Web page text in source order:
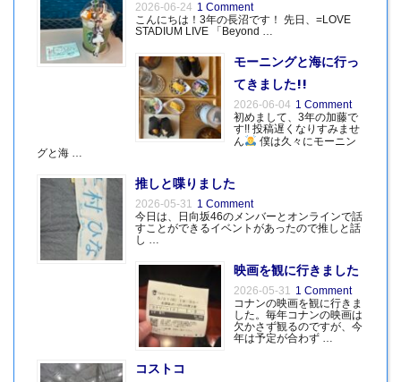
2026-06-24 1 Comment
こんにちは！3年の長沼です！ 先日、=LOVE
STADIUM LIVE 「Beyond …
モーニングと海に行っ
てきました!!
2026-06-04 1 Comment
初めまして、3年の加藤で
す!! 投稿遅くなりすみませ
ん
僕は久々にモーニン
グと海 …
推しと喋りました
2026-05-31 1 Comment
今日は、日向坂46のメンバーとオンラインで話
すことができるイベントがあったので推しと話
し …
映画を観に行きました
2026-05-31 1 Comment
コナンの映画を観に行きま
した。毎年コナンの映画は
欠かさず観るのですが、今
年は予定が合わず …
コストコ